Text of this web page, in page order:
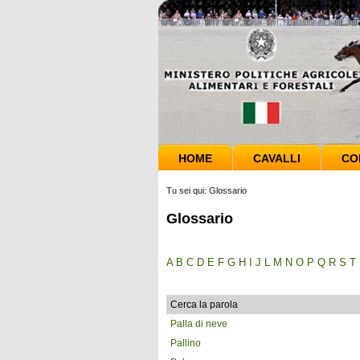
HOME CAVALLI
Tu sei qui: Glossario
Glossario
A B C D E F G H J L M N O P Q R S T
Cerca la parola
Palla di neve
Pallino